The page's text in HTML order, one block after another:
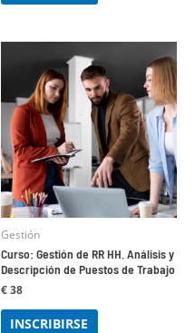
Gestión
Curso: Gestión de RR HH. Análisis y
Descripción de Puestos de Trabajo
€38
INSCRIBIRSE